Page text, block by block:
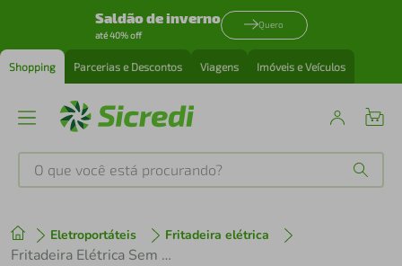
Saldão de inverno
até 40% off
Quero
Shopping Parcerias e Descontos Viagens Imóveis e Veículos
O que você está procurando?
Eletroportáteis Fritadeira elétrica
Fritadeira Elétrica Sem Óleo Air Fryer Mondial Family AFN40FB 4 L Preta
1º tenis